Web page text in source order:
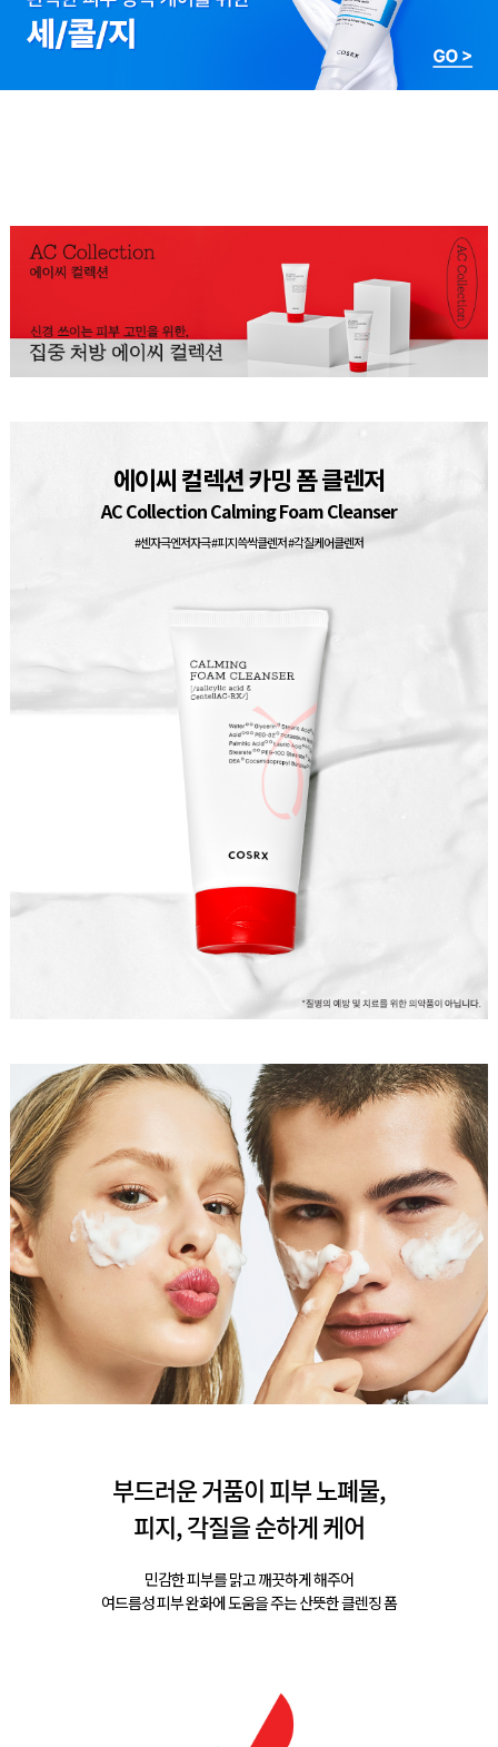
에이씨 컬렉션 카밍 폼 클렌저
AC Collection Calming Foam Cleanser
#센자극엔저자극 #피지쓱싹클렌저 #각질케어클렌저
부드러운 거품이 피부 노폐물,
피지, 각질을 순하게 케어
민감한 피부를 맑고 깨끗하게 해주어
여드름성 피부 완화에 도움을 주는 산뜻한 클렌징 폼